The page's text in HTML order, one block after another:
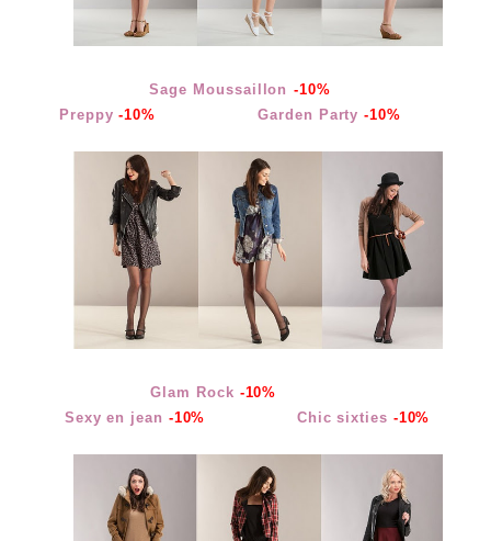
Sage Moussaillon -10%
Preppy -10% Garden Party -10%
Glam Rock -10%
Sexy en jean -10% Chic sixties -10%